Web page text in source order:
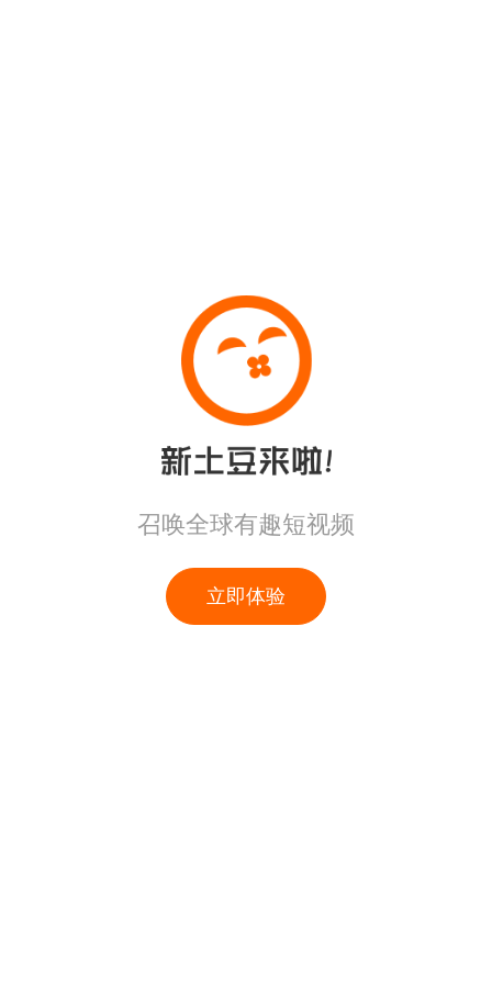
召唤全球有趣短视频
立即体验